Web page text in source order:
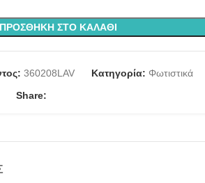
ΠΡΟΣΘΉΚΗ ΣΤΟ ΚΑΛΆΘΙ
360208LAV Κατηγορία: Φωτιστικά
Share: